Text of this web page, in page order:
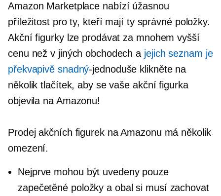
Amazon Marketplace nabízí úžasnou
příležitost pro ty, kteří mají ty správné položky.
Akční figurky lze prodávat za mnohem vyšší
cenu než v jiných obchodech a jejich seznam je
překvapivě snadný-jednoduše klikněte na
několik tlačítek, aby se vaše akční figurka
objevila na Amazonu!
Prodej akčních figurek na Amazonu má několik
omezení.
Nejprve mohou být uvedeny pouze
zapečetěné položky a obal si musí zachovat